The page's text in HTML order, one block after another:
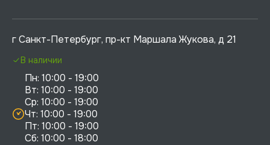
г Санкт-Петербург, пр-кт Маршала Жукова, д 21
Пн: 10:00 - 19:00
Вт: 10:00 - 19:00
Ср: 10:00 - 19:00
Чт: 10:00 - 19:00
Пт: 10:00 - 19:00
Сб: 10:00 - 18:00
В наличии